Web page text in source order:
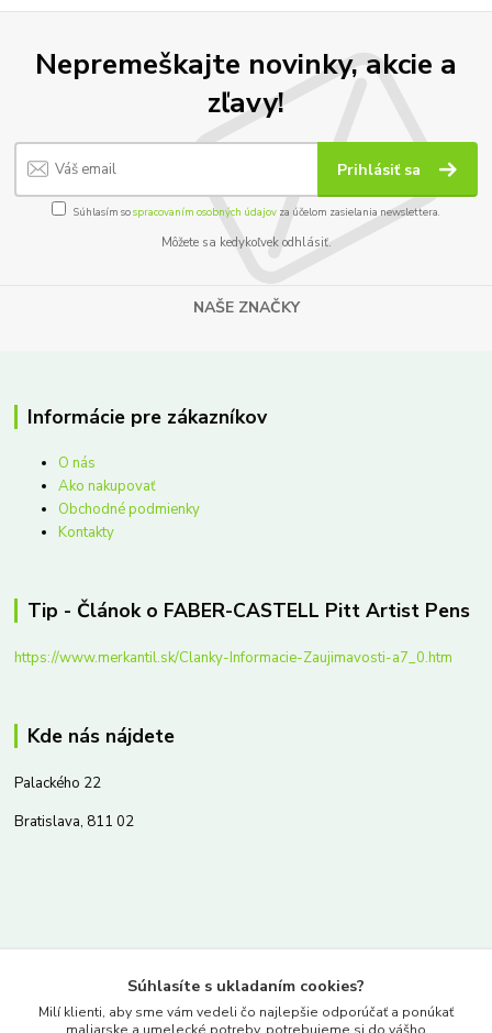
Nepremeškajte novinky, akcie a
zľavy!
Prihlásiť sa
Súhlasím sospracovaním osobných údajov za účelom zasielania newslettera.
Môžete sa kedykoľvek odhlásiť.
NAŠE ZNAČKY
Informácie pre zákazníkov
O nás
Ako nakupovať
Obchodné podmienky
Kontakty
Tip - Článok o FABER-CASTELL Pitt Artist Pens
https://www.merkantil.sk/Clanky-Informacie-Zaujimavosti-a7_0.htm
Kde nás nájdete
Palackého 22
Bratislava, 811 02
www.merkantil.sk
Súhlasíte s ukladaním cookies?
Milí klienti, aby sme vám vedeli čo najlepšie odporúčať a ponúkať